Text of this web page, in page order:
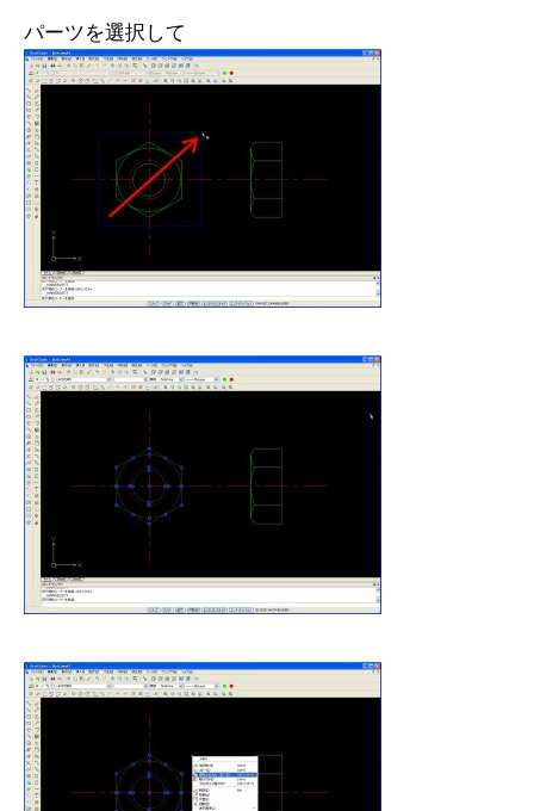
パーツを選択して